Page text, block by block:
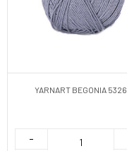
YARNART BEGONIA 5326